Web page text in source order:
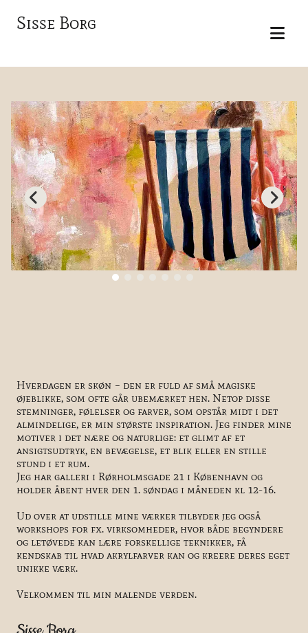
Sisse Borg
Hverdagen er skøn – den er fuld af små magiske
øjeblikke, som ofte går ubemærket hen. Netop disse
stemninger, følelser og farver, som opstår midt i det
almindelige, er min største inspiration. Jeg finder mine
motiver i det nære og naturlige: et glimt af et
ansigtsudtryk, en bevægelse, et blik eller en stille
stund i et rum.
Jeg har galleri i Rørholmsgade 21 i København og
holder åbent hver den 1. søndag i måneden kl 12-16.
Ud over at udstille mine værker tilbyder jeg også
workshops for fx. virksomheder, hvor både begyndere
og letøvede kan lære forskellige teknikker, få
kendskab til hvad akrylfarver kan og kreere deres eget
unikke værk.
Velkommen til min malende verden.